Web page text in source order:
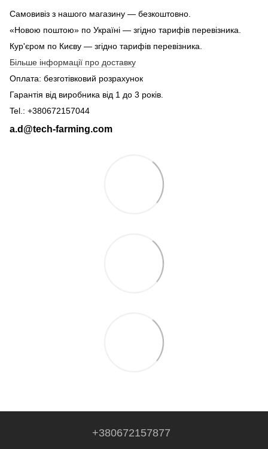
Самовивіз з нашого магазину — безкоштовно.
«Новою поштою» по Україні — згідно тарифів перевізника.
Кур'єром по Києву — згідно тарифів перевізника.
Більше інформації про доставку
Оплата: безготівковий розрахунок
Гарантія від виробника від 1 до 3 років.
Tel.: +380672157044
a.d@tech-farming.com
+380672157877